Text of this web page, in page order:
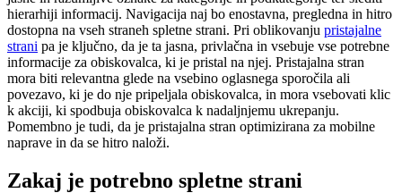
hierarhiji informacij. Navigacija naj bo enostavna, pregledna in hitro
dostopna na vseh straneh spletne strani. Pri oblikovanju pristajalne
strani pa je ključno, da je ta jasna, privlačna in vsebuje vse potrebne
informacije za obiskovalca, ki je pristal na njej. Pristajalna stran
mora biti relevantna glede na vsebino oglasnega sporočila ali
povezavo, ki je do nje pripeljala obiskovalca, in mora vsebovati klic
k akciji, ki spodbuja obiskovalca k nadaljnjemu ukrepanju.
Pomembno je tudi, da je pristajalna stran optimizirana za mobilne
naprave in da se hitro naloži.
Zakaj je potrebno spletne strani